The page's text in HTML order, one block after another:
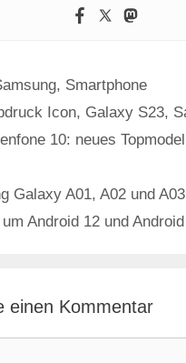
, Smartphone
Icon, Galaxy S23,
10: neues
Galaxy A01, A02 und
Android 12 und
einen Kommentar